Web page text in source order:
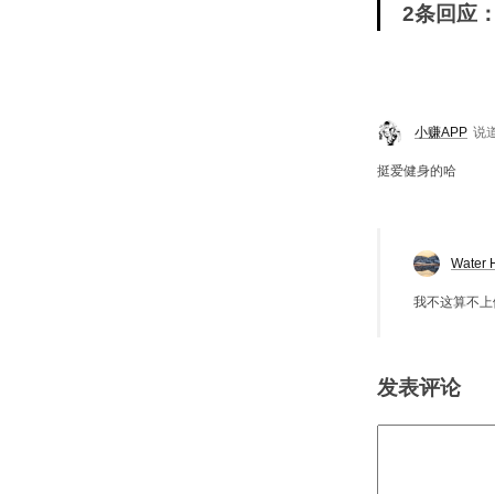
2条回应
小赚APP 说
挺爱健身的哈
Water
我不这算不
发表评论